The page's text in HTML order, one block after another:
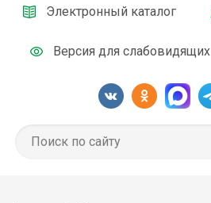
Электронный каталог
Версия для слабовидящих